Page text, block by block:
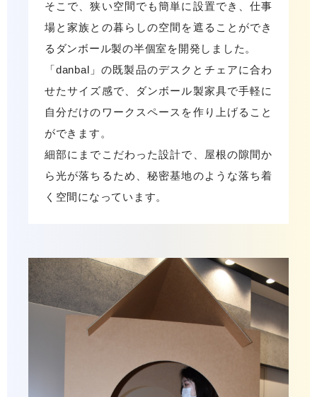
そこで、狭い空間でも簡単に設置でき、仕事
場と家族との暮らしの空間を遮ることができ
るダンボール製の半個室を開発しました。
「danbal」の既製品のデスクとチェアに合わ
せたサイズ感で、ダンボール製家具で手軽に
自分だけのワークスペースを作り上げること
ができます。
細部にまでこだわった設計で、屋根の隙間か
ら光が落ちるため、秘密基地のような落ち着
く空間になっています。